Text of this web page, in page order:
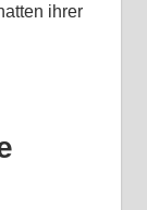
ihrer